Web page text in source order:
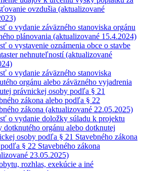
ovzdušia (aktualizované
o vydanie záväzného stanoviska orgánu
plánovania (aktualizované 15.4.2024)
o vystavenie oznámenia obce o stavbe
nehnuteľností (aktualizované
o vydanie záväzného stanoviska
orgánu alebo záväzného vyjadrenia
právnickej osoby podľa § 21
zákona alebo podľa § 22
zákona (aktualizované 22.05.2025)
o vydanie doložky súladu k projektu
dotknutého orgánu alebo dotknutej
osoby podľa § 21 Stavebného zákona
§ 22 Stavebného zákona
23.05.2025)
rozhlas, exekúcie a iné